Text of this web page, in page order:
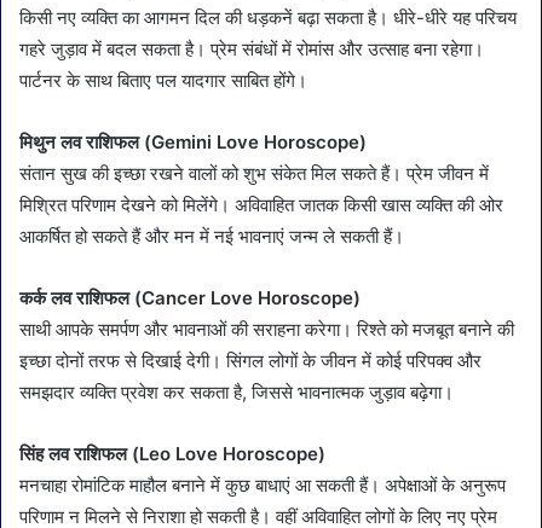
किसी नए व्यक्ति का आगमन दिल की धड़कनें बढ़ा सकता है। धीरे-धीरे यह परिचय
गहरे जुड़ाव में बदल सकता है। प्रेम संबंधों में रोमांस और उत्साह बना रहेगा।
पार्टनर के साथ बिताए पल यादगार साबित होंगे।
मिथुन लव राशिफल (Gemini Love Horoscope)
संतान सुख की इच्छा रखने वालों को शुभ संकेत मिल सकते हैं। प्रेम जीवन में
मिश्रित परिणाम देखने को मिलेंगे। अविवाहित जातक किसी खास व्यक्ति की ओर
आकर्षित हो सकते हैं और मन में नई भावनाएं जन्म ले सकती हैं।
कर्क लव राशिफल (Cancer Love Horoscope)
साथी आपके समर्पण और भावनाओं की सराहना करेगा। रिश्ते को मजबूत बनाने की
इच्छा दोनों तरफ से दिखाई देगी। सिंगल लोगों के जीवन में कोई परिपक्व और
समझदार व्यक्ति प्रवेश कर सकता है, जिससे भावनात्मक जुड़ाव बढ़ेगा।
सिंह लव राशिफल (Leo Love Horoscope)
मनचाहा रोमांटिक माहौल बनाने में कुछ बाधाएं आ सकती हैं। अपेक्षाओं के अनुरूप
परिणाम न मिलने से निराशा हो सकती है। वहीं अविवाहित लोगों के लिए नए प्रेम